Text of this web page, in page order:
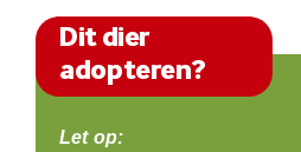
Dit dier
adopteren?
Let op: